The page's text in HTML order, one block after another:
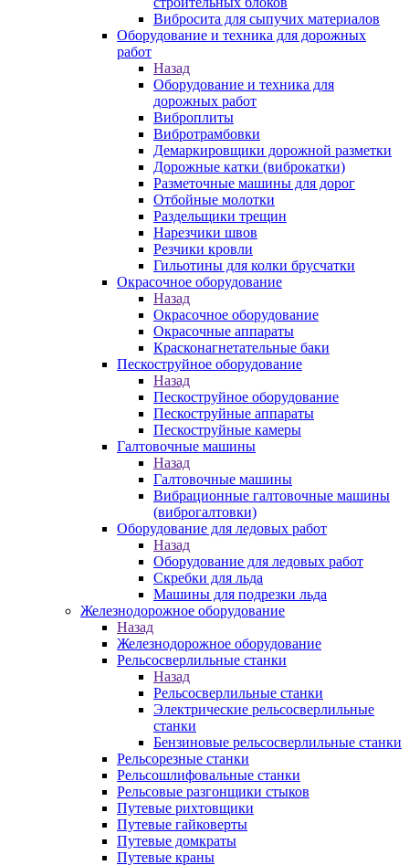
Вибросита для сыпучих материалов
Оборудование и техника для дорожных
работ
Назад
Оборудование и техника для
дорожных работ
Виброплиты
Вибротрамбовки
Демаркировщики дорожной разметки
Дорожные катки (виброкатки)
Разметочные машины для дорог
Отбойные молотки
Раздельщики трещин
Нарезчики швов
Резчики кровли
Гильотины для колки брусчатки
Окрасочное оборудование
Назад
Окрасочное оборудование
Окрасочные аппараты
Красконагнетательные баки
Пескоструйное оборудование
Назад
Пескоструйное оборудование
Пескоструйные аппараты
Пескоструйные камеры
Галтовочные машины
Назад
Галтовочные машины
Вибрационные галтовочные машины
(виброгалтовки)
Оборудование для ледовых работ
Назад
Оборудование для ледовых работ
Скребки для льда
Машины для подрезки льда
Железнодорожное оборудование
Назад
Железнодорожное оборудование
Рельсосверлильные станки
Назад
Рельсосверлильные станки
Электрические рельсосверлильные
станки
Бензиновые рельсосверлильные станки
Рельсорезные станки
Рельсошлифовальные станки
Рельсовые разгонщики стыков
Путевые рихтовщики
Путевые гайковерты
Путевые домкраты
Путевые краны